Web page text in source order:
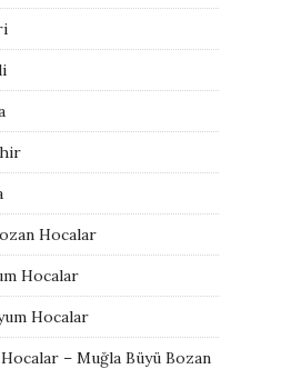
Hocalar
Hocalar
Hocalar
– Muğla Büyü Bozan